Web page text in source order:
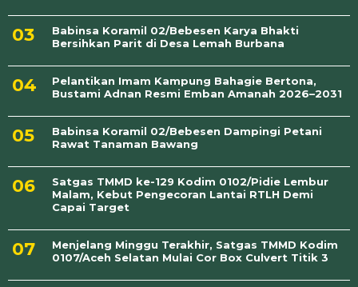
Babinsa Koramil 02/Bebesen Karya Bhakti
Bersihkan Parit di Desa Lemah Burbana
Pelantikan Imam Kampung Bahagie Bertona,
Bustami Adnan Resmi Emban Amanah 2026–2031
Babinsa Koramil 02/Bebesen Dampingi Petani
Rawat Tanaman Bawang
Satgas TMMD ke-129 Kodim 0102/Pidie Lembur
Malam, Kebut Pengecoran Lantai RTLH Demi
Capai Target
Menjelang Minggu Terakhir, Satgas TMMD Kodim
0107/Aceh Selatan Mulai Cor Box Culvert Titik 3